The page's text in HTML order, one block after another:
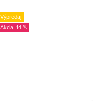
Výpredaj
-14 %